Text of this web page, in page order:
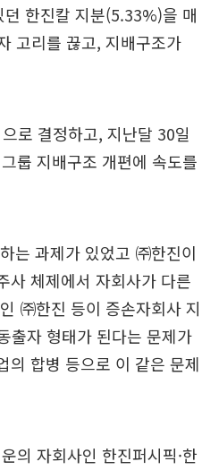
한진칼 지분(5.33%)을 매
고리를 끊고, 지배구조가
로 결정하고, 지난달 30일
룹 지배구조 개편에 속도를
는 과제가 있었고 ㈜한진이
사 체제에서 자회사가 다른
㈜한진 등이 증손자회사 지
출자 형태가 된다는 문제가
의 합병 등으로 이 같은 문제
의 자회사인 한진퍼시픽·한